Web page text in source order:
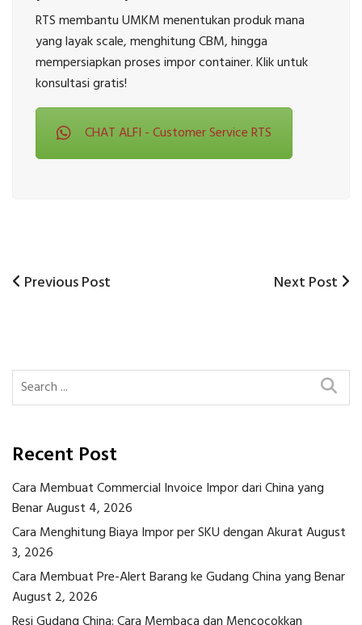
RTS membantu UMKM menentukan produk mana
yang layak scale, menghitung CBM, hingga
mempersiapkan proses impor container. Klik untuk
konsultasi gratis!
CHAT ALFI - Customer Service RTS
Post
Previous
Previous Post
Next
Next Post
Recent Post
Cara Membuat Commercial Invoice Impor dari China yang
BenarAugust 4, 2026
Cara Menghitung Biaya Impor per SKU dengan AkuratAugust
3, 2026
Cara Membuat Pre-Alert Barang ke Gudang China yang Benar
August 2, 2026